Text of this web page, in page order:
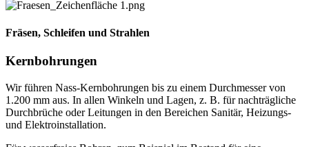
Fräsen, Schleifen und Strahlen
Kernbohrungen
Wir führen Nass-Kernbohrungen bis zu einem Durchmesser von
1.200 mm aus. In allen Winkeln und Lagen, z. B. für nachträgliche
Durchbrüche oder Leitungen in den Bereichen Sanitär, Heizungs-
und Elektroinstallation.